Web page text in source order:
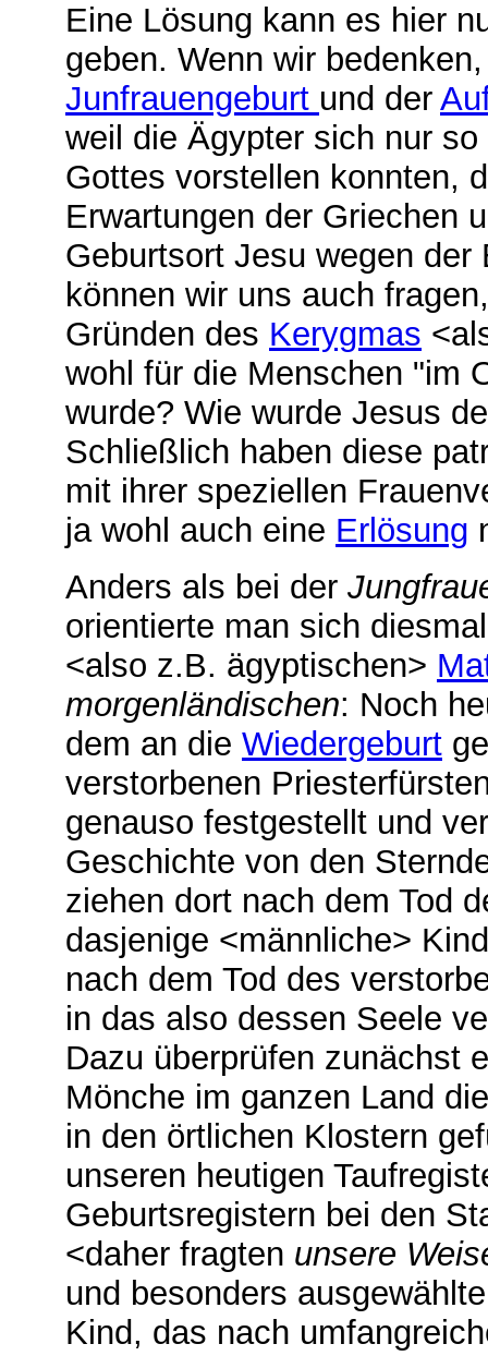
Eine Lösung kann es hier
geben. Wenn wir
Junfrauengeburt und der
weil die Ägypter sich nur
Gottes vorstellen konnten,
Erwartungen der Griechen
Geburtsort Jesu wegen
können wir uns auch
Gründen des Kerygmas
wohl für die Menschen "im
wurde? Wie wurde Jesus
Schließlich haben diese
mit ihrer speziellen
ja wohl auch eine Erlösung
Anders als bei der
orientierte man sich
<also z.B. ägyptischen>
morgenländischen: Noch
dem an die Wiedergeburt
verstorbenen
genauso festgestellt und
Geschichte von den
ziehen dort nach dem Tod
dasjenige <männliche>
nach dem Tod des
in das also dessen Seele
Dazu überprüfen zunächst
Mönche im ganzen Land
in den örtlichen Klostern
unseren heutigen
Geburtsregistern bei den
<daher fragten unsere
und besonders
Kind, das nach